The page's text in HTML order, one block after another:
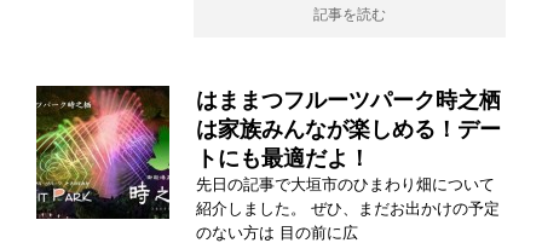
記事を読む
はままつフルーツパーク時之栖
は家族みんなが楽しめる！デー
トにも最適だよ！
先日の記事で大垣市のひまわり畑について
紹介しました。 ぜひ、まだお出かけの予定
のない方は 目の前に広